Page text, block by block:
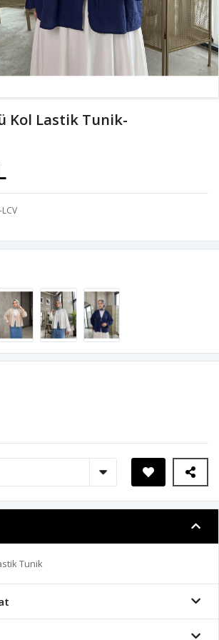
Kol Lastik Tunik-
Tunik